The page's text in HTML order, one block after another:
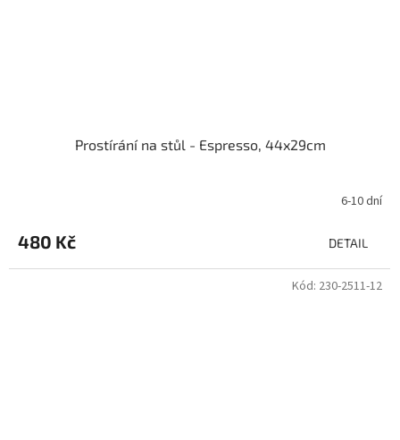
Prostírání na stůl - Espresso, 44x29cm
6-10 dní
480 Kč DETAIL
Kód: 230-2511-12